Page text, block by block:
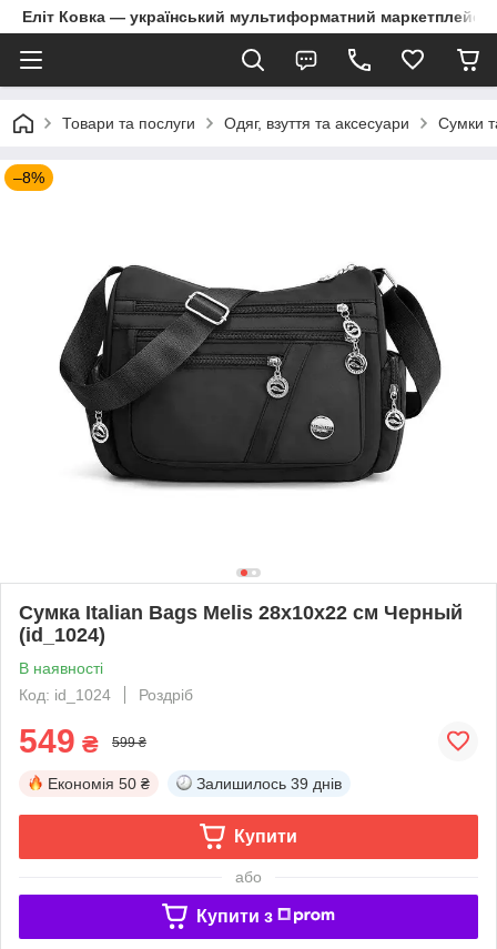
Еліт Ковка — український мультиформатний маркетплейс
Товари та послуги Одяг, взуття та аксесуари Сумки
–8%
Сумка Italian Bags Melis 28x10x22 см Черный
(id_1024)
В наявності
Код: id_1024
Роздріб
549 ₴ 599 ₴
Економія 50 ₴ Залишилось 39 днів
Купити
або
Купити з